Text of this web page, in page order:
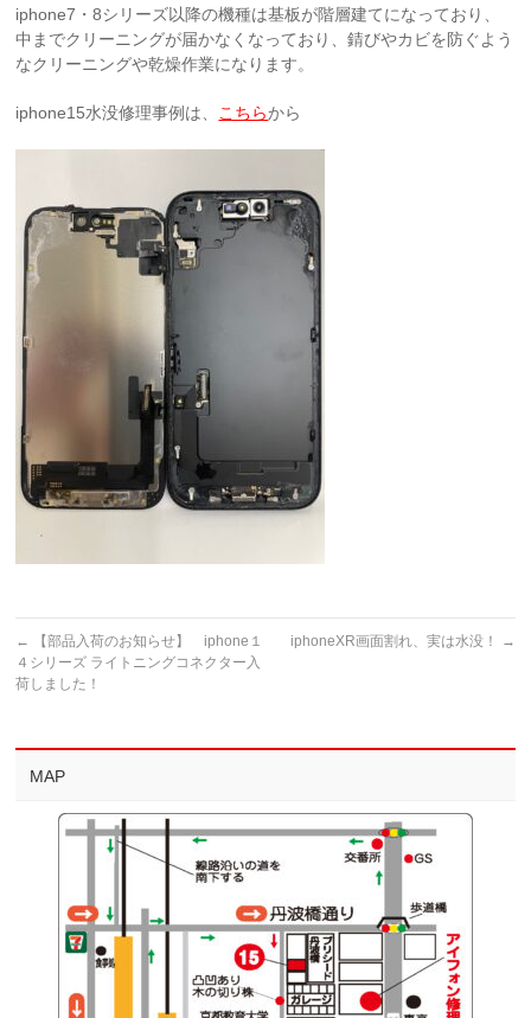
iphone7・8シリーズ以降の機種は基板が階層建てになっており、
中までクリーニングが届かなくなっており、錆びやカビを防ぐよう
なクリーニングや乾燥作業になります。
iphone15水没修理事例は、 こちらから
←
【部品入荷のお知らせ】 iphone１
４シリーズ ライトニングコネクター入
荷しました！
iphoneXR画面割れ、実は水没！ →
MAP